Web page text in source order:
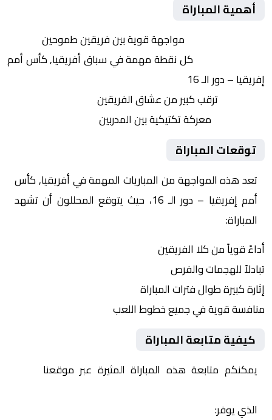
أهمية المباراة
مواجهة قوية بين فريقين طموحين
كل نقطة مهمة في سباق أفريقيا, كأس أمم
إفريقيا – دور الـ 16
ترقب كبير من عشاق الفريقين
معركة تكتيكية بين المدربين
توقعات المباراة
تعد هذه المواجهة من المباريات المهمة في أفريقيا, كأس
أمم إفريقيا – دور الـ 16، حيث يتوقع المحللون أن تشهد
المباراة:
أداءً قوياً من كلا الفريقين
تبادلاً للهجمات والفرص
إثارة كبيرة طوال فترات المباراة
منافسة قوية في جميع خطوط اللعب
كيفية متابعة المباراة
يمكنكم متابعة هذه المباراة المثيرة عبر موقعنا
الذي يوفر: